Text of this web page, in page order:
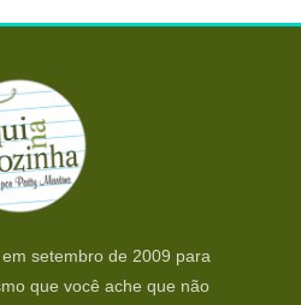
setembro de 2009 para
que você ache que não